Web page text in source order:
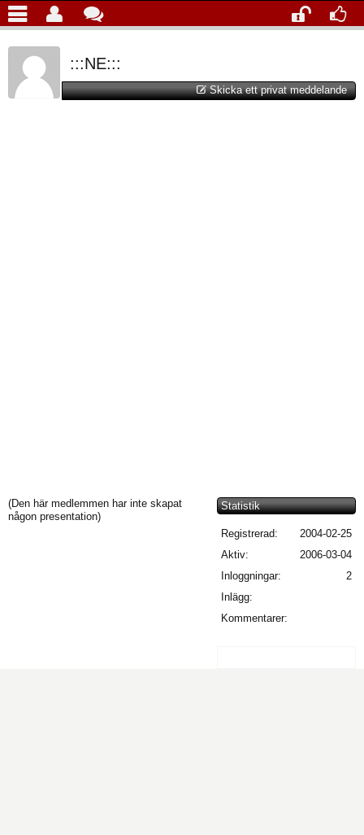
:::NE:::
Skicka ett privat meddelande
(Den här medlemmen har inte skapat
någon presentation)
Statistik
Registrerad:
2004-02-25
Aktiv:
2006-03-04
Inloggningar:
2
Inlägg:
Kommentarer: